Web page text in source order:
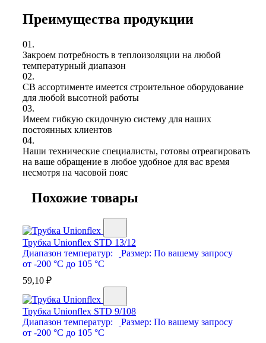
Преимущества продукции
01.
Закроем потребность в теплоизоляции на любой
температурный диапазон
02.
СВ ассортименте имеется строительное оборудование
для любой высотной работы
03.
Имеем гибкую скидочную систему для наших
постоянных клиентов
04.
Наши технические специалисты, готовы отреагировать
на ваше обращение в любое удобное для вас время
несмотря на часовой пояс
Похожие товары
Трубка Unionflex STD 13/12
Диапазон температур:
от -200 °С до 105 °С
Размер: По вашему запросу
59,10 ₽
Трубка Unionflex STD 9/108
Диапазон температур:
от -200 °С до 105 °С
Размер: По вашему запросу